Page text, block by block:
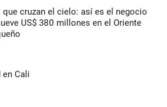
que cruzan el cielo: así es el negocio
US$ 380 millones en el Oriente
en Cali